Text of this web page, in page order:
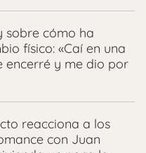
sobre cómo ha
físico: «Caí en una
encerré y me dio por
reacciona a los
con Juan